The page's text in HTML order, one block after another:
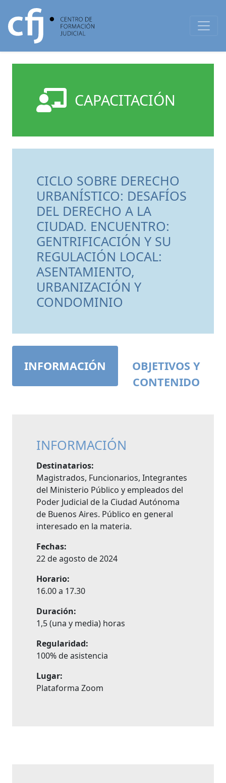
CAPACITACIÓN
CICLO SOBRE DERECHO
URBANÍSTICO: DESAFÍOS
DEL DERECHO A LA
CIUDAD. ENCUENTRO:
GENTRIFICACIÓN Y SU
REGULACIÓN LOCAL:
ASENTAMIENTO,
URBANIZACIÓN Y
CONDOMINIO
INFORMACIÓN
OBJETIVOS Y
CONTENIDO
INFORMACIÓN
Destinatarios:
Magistrados, Funcionarios, Integrantes
del Ministerio Público y empleados del
Poder Judicial de la Ciudad Autónoma
de Buenos Aires. Público en general
interesado en la materia.
Fechas:
22 de agosto de 2024
Horario:
16.00 a 17.30
Duración:
1,5 (una y media) horas
Regularidad:
100% de asistencia
Lugar:
Plataforma Zoom